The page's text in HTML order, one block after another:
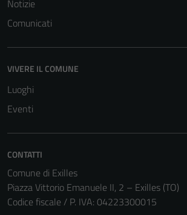
Notizie
Comunicati
VIVERE IL COMUNE
Luoghi
Eventi
CONTATTI
Comune di Exilles
Piazza Vittorio Emanuele II, 2 – Exilles (TO)
Codice fiscale / P. IVA: 04223300015
per il
essere
disabilitati.